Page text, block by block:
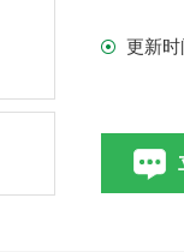
更新时